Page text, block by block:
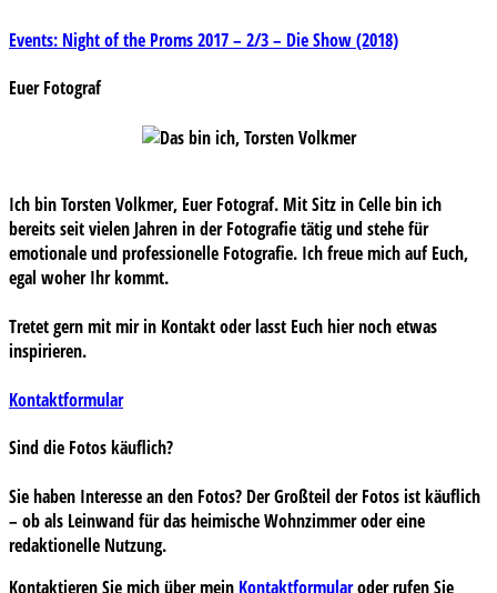
Beitragsnavigation
Events: Night of the Proms 2017 – 2/3 – Die Show (2018)
Euer Fotograf
Ich bin Torsten Volkmer, Euer Fotograf. Mit Sitz in Celle bin ich
bereits seit vielen Jahren in der Fotografie tätig und stehe für
emotionale und professionelle Fotografie. Ich freue mich auf Euch,
egal woher Ihr kommt.
Tretet gern mit mir in Kontakt oder lasst Euch hier noch etwas
inspirieren.
Kontaktformular
Sind die Fotos käuflich?
Sie haben Interesse an den Fotos? Der Großteil der Fotos ist käuflich
– ob als Leinwand für das heimische Wohnzimmer oder eine
redaktionelle Nutzung.
Kontaktieren Sie mich über mein Kontaktformularoder rufen Sie